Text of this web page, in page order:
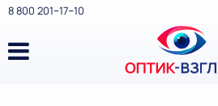
8 800 201‒17‒10